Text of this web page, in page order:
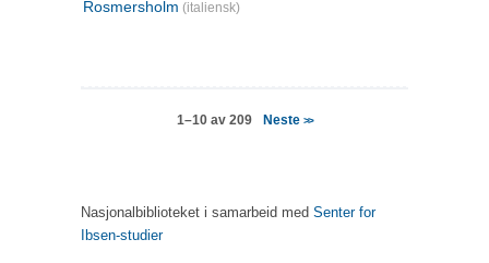
Rosmersholm (italiensk)
1–10 av 209 Neste >>
Nasjonalbiblioteket i samarbeid med Senter for
Ibsen-studier